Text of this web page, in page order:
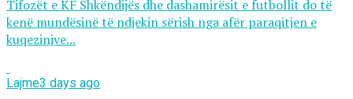
Tifozët e KF Shkëndijës dhe dashamirësit e futbollit do të
kenë mundësinë të ndjekin sërish nga afër paraqitjen e
kuqezinjve...
Lajme3 days ago